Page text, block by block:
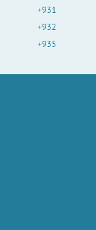
+931
+932
+935